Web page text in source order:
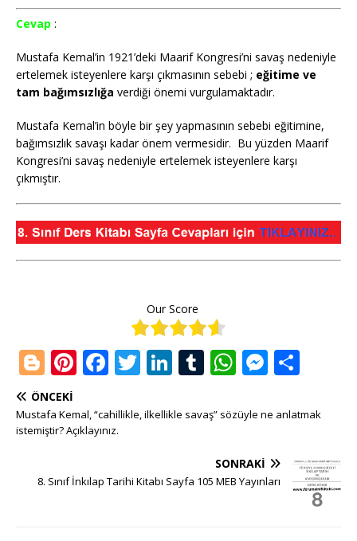
Cevap :
Mustafa Kemal’in 1921’deki Maarif Kongresi’ni savaş nedeniyle
ertelemek isteyenlere karşı çıkmasının sebebi ; eğitime ve
tam bağımsızlığa verdiği önemi vurgulamaktadır.
Mustafa Kemal’in böyle bir şey yapmasının sebebi eğitimine,
bağımsızlık savaşı kadar önem vermesidir. Bu yüzden Maarif
Kongresi’ni savaş nedeniyle ertelemek isteyenlere karşı
çıkmıştır.
Our Score
Bl
o
g
g
r
Pi
te
r
st
F
c
e
o
T
it
Li
k
n
T
m
W
at
A
p
M
ss
n
g
ar
ÖNCEKI
Mustafa Kemal, “cahillikle, ilkellikle savaş” sözüyle ne anlatmak
istemiştir? Açıklayınız.
SONRAKI
8. Sınıf İnkılap Tarihi Kitabı Sayfa 105 MEB Yayınları